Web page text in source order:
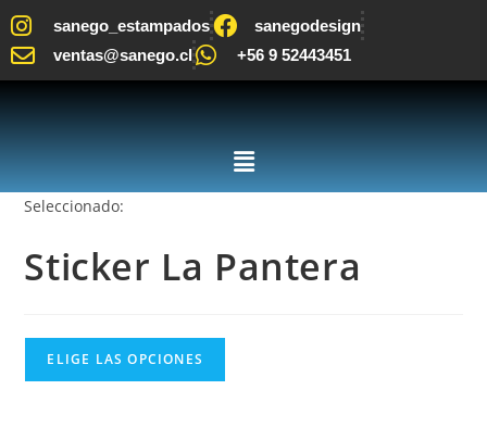
sanego_estampados
sanegodesign
ventas@sanego.cl
+56 9 52443451
Seleccionado:
Sticker La Pantera
ELIGE LAS OPCIONES